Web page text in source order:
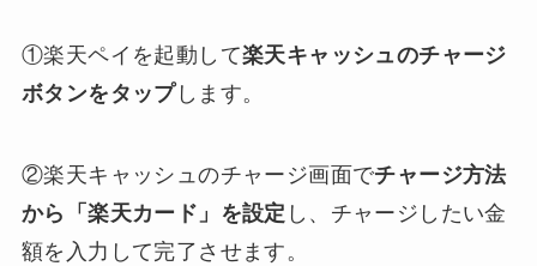
①楽天ペイを起動して楽天キャッシュのチャージ
ボタンをタップします。
②楽天キャッシュのチャージ画面でチャージ方法
から「楽天カード」を設定 し、チャージしたい金
額を入力して完了させます。